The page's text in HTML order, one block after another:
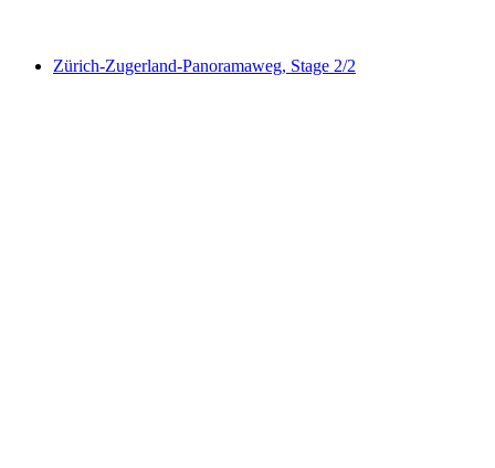
Zürich-Zugerland-Panoramaweg, Stage 2/2